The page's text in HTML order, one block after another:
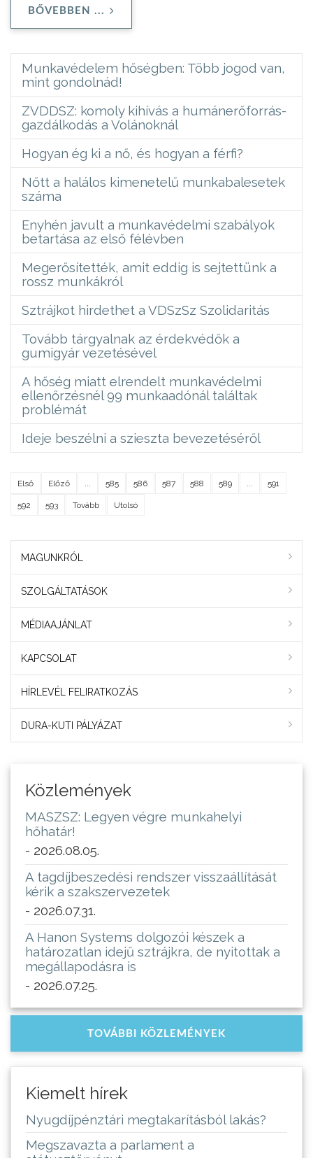
BŐVEBBEN ...
Munkavédelem hőségben: Több jogod van,
mint gondolnád!
ZVDDSZ: komoly kihívás a humánerőforrás-
gazdálkodás a Volánoknál
Hogyan ég ki a nő, és hogyan a férfi?
Nőtt a halálos kimenetelű munkabalesetek
száma
Enyhén javult a munkavédelmi szabályok
betartása az első félévben
Megerősítették, amit eddig is sejtettünk a
rossz munkákról
Sztrájkot hirdethet a VDSzSz Szolidaritás
Tovább tárgyalnak az érdekvédők a
gumigyár vezetésével
A hőség miatt elrendelt munkavédelmi
ellenőrzésnél 99 munkaadónál találtak
problémát
Ideje beszélni a szieszta bevezetéséről
Első Előző 585 586 587 588 589 591
592 593 Tovább Utolsó
MAGUNKRÓL
SZOLGÁLTATÁSOK
MÉDIAAJÁNLAT
KAPCSOLAT
HÍRLEVÉL FELIRATKOZÁS
DURA-KUTI PÁLYÁZAT
Közlemények
MASZSZ: Legyen végre munkahelyi
hőhatár!
- 2026.08.05.
A tagdíjbeszedési rendszer visszaállítását
kérik a szakszervezetek
- 2026.07.31.
A Hanon Systems dolgozói készek a
határozatlan idejű sztrájkra, de nyitottak a
megállapodásra is
- 2026.07.25.
TOVÁBBI KÖZLEMÉNYEK
Kiemelt hírek
Nyugdíjpénztári megtakarításból lakás?
Megszavazta a parlament a